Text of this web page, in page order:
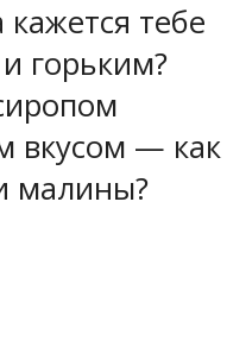
кажется тебе
горьким?
вкусом — как
малины?